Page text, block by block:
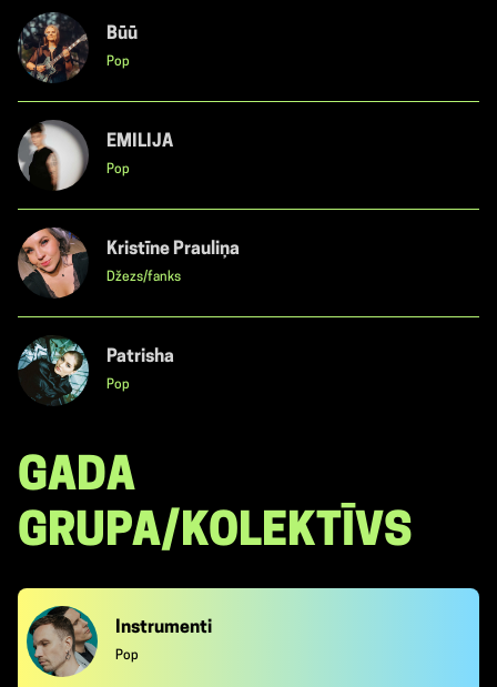
Būū
Pop
EMILIJA
Pop
Kristīne Prauliņa
Džezs/fanks
Patrisha
Pop
GADA
GRUPA/KOLEKTĪVS
Instrumenti
Pop